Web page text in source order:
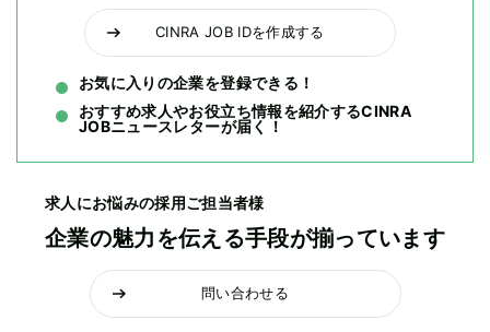
CINRA JOB IDを作成する
お気に入りの企業を登録できる！
おすすめ求人やお役立ち情報を紹介するCINRA
JOBニュースレターが届く！
求人にお悩みの採用ご担当者様
企業の魅力を伝える手段が揃っています
問い合わせる